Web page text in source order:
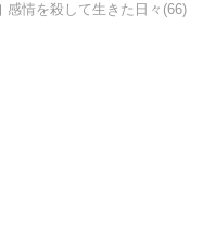
感情を殺して生きた日々(66)